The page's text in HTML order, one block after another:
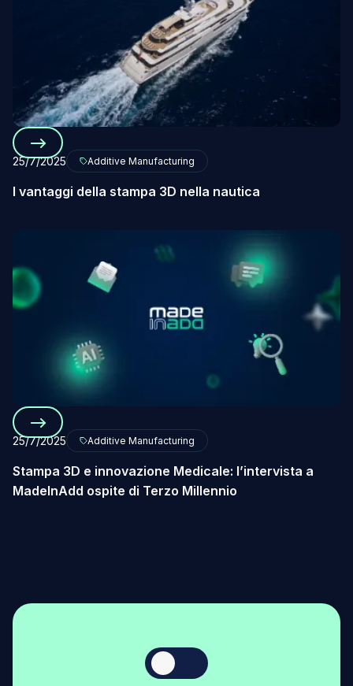
25/7/2025 Additive Manufacturing
I vantaggi della stampa 3D nella nautica
25/7/2025 Additive Manufacturing
Stampa 3D e innovazione Medicale: l’intervista a
MadeInAdd ospite di Terzo Millennio